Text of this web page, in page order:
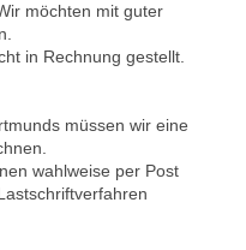
möchten mit guter
in Rechnung gestellt.
müssen wir eine
wahlweise per Post